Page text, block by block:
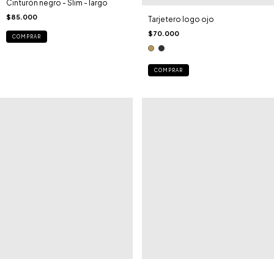
Cinturón negro - Slim - largo
$85.000
COMPRAR
Tarjetero logo ojo
$70.000
COMPRAR